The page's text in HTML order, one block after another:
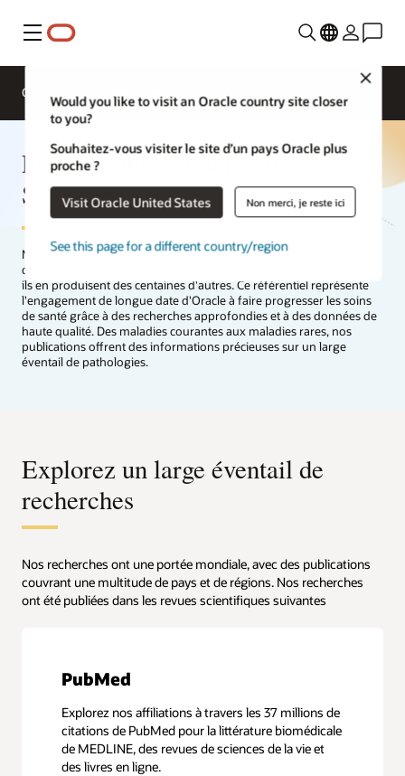
Menu
Would you like to visit an Oracle country site closer
to you?
Souhaitez-vous visiter le site d’un pays Oracle plus
proche ?
Visit Oracle United States Non merci, je reste ici
See this page for a different country/region
Overview
Publications d'Oracle Life
Sciences
Nos chercheurs ont déjà publié plus de 2 000 articles scientifiques,
dont des manuscrits, des résumés et des affiches, et chaque année
ils en produisent des centaines d'autres. Ce référentiel représente
l'engagement de longue date d'Oracle à faire progresser les soins
de santé grâce à des recherches approfondies et à des données de
haute qualité. Des maladies courantes aux maladies rares, nos
publications offrent des informations précieuses sur un large
éventail de pathologies.
Explorez un large éventail de
recherches
Nos recherches ont une portée mondiale, avec des publications
couvrant une multitude de pays et de régions. Nos recherches
ont été publiées dans les revues scientifiques suivantes
PubMed
Explorez nos affiliations à travers les 37 millions de
citations de PubMed pour la littérature biomédicale
de MEDLINE, des revues de sciences de la vie et
des livres en ligne.